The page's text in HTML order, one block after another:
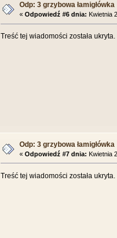
Odp: 3 grzybowa łamigłówka
« Odpowiedź #6 dnia: Kwietnia
Treść tej wiadomości została
Odp: 3 grzybowa łamigłówka
« Odpowiedź #7 dnia: Kwietnia
Treść tej wiadomości została